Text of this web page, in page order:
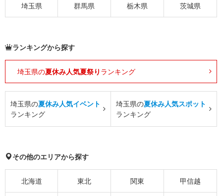
埼玉県 群馬県 栃木県 茨城県
ランキングから探す
埼玉県の夏休み人気夏祭り ランキング
埼玉県の夏休み人気イベント
ランキング
埼玉県の夏休み人気スポット
ランキング
その他のエリアから探す
北海道 東北 関東 甲信越